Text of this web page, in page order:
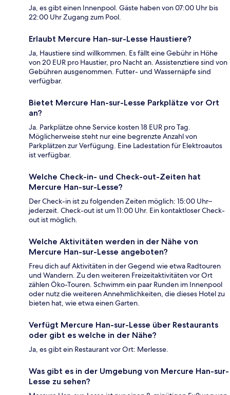
Ja, es gibt einen Innenpool. Gäste haben von 07:00 Uhr bis
22:00 Uhr Zugang zum Pool.
Erlaubt Mercure Han-sur-Lesse Haustiere?
Ja, Haustiere sind willkommen. Es fällt eine Gebühr in Höhe
von 20 EUR pro Haustier, pro Nacht an. Assistenztiere sind von
Gebühren ausgenommen. Futter- und Wassernäpfe sind
verfügbar.
Bietet Mercure Han-sur-Lesse Parkplätze vor Ort
an?
Ja. Parkplätze ohne Service kosten 18 EUR pro Tag.
Möglicherweise steht nur eine begrenzte Anzahl von
Parkplätzen zur Verfügung. Eine Ladestation für Elektroautos
ist verfügbar.
Welche Check-in- und Check-out-Zeiten hat
Mercure Han-sur-Lesse?
Der Check-in ist zu folgenden Zeiten möglich: 15:00 Uhr–
jederzeit. Check-out ist um 11:00 Uhr. Ein kontaktloser Check-
out ist möglich.
Welche Aktivitäten werden in der Nähe von
Mercure Han-sur-Lesse angeboten?
Freu dich auf Aktivitäten in der Gegend wie etwa Radtouren
und Wandern. Zu den weiteren Freizeitaktivitäten vor Ort
zählen Öko-Touren. Schwimm ein paar Runden im Innenpool
oder nutz die weiteren Annehmlichkeiten, die dieses Hotel zu
bieten hat, wie etwa einen Garten.
Verfügt Mercure Han-sur-Lesse über Restaurants
oder gibt es welche in der Nähe?
Ja, es gibt ein Restaurant vor Ort: Merlesse.
Was gibt es in der Umgebung von Mercure Han-sur-
Lesse zu sehen?